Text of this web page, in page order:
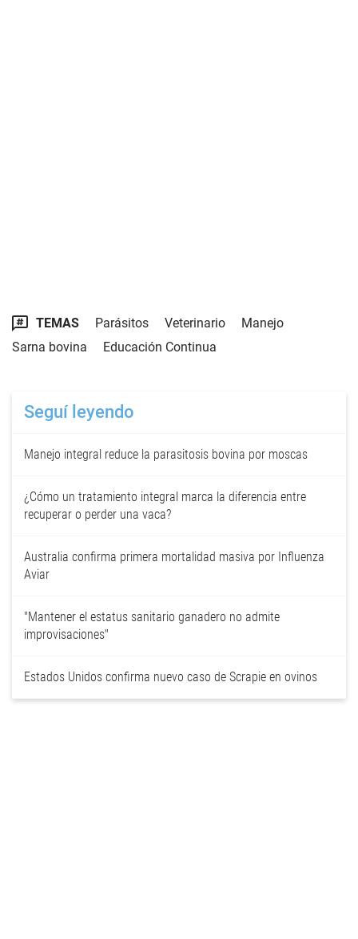
TEMAS Parásitos Veterinario
Manejo
Sarna bovina
Educación Continua
Seguí leyendo
Manejo integral reduce la parasitosis bovina por moscas
¿Cómo un tratamiento integral marca la diferencia entre
recuperar o perder una vaca?
Australia confirma primera mortalidad masiva por Influenza
Aviar
"Mantener el estatus sanitario ganadero no admite
improvisaciones"
Estados Unidos confirma nuevo caso de Scrapie en ovinos